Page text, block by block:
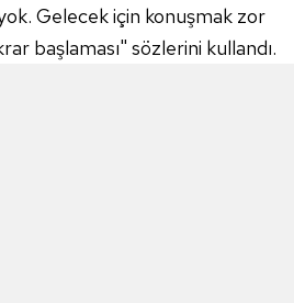
Gelecek için konuşmak zor
başlaması" sözlerini kullandı.